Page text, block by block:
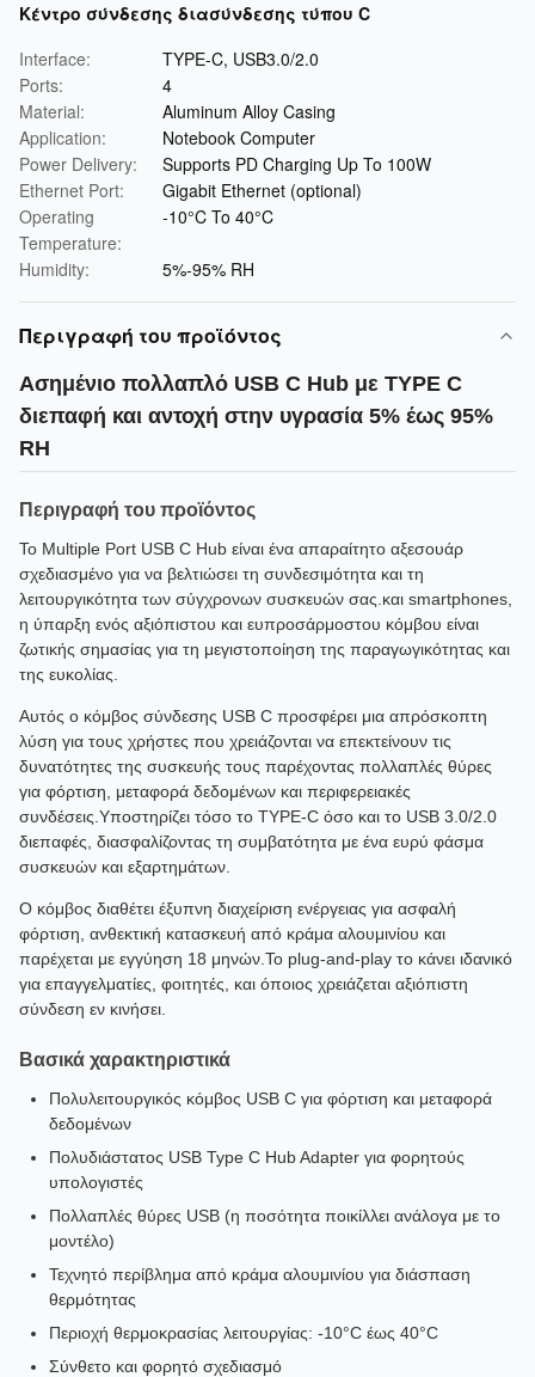
Κέντρο σύνδεσης διασύνδεσης τύπου C
Interface:
TYPE-C, USB3.0/2.0
Ports:
4
Material:
Aluminum Alloy Casing
Application:
Notebook Computer
Power Delivery:
Supports PD Charging Up To 100W
Ethernet Port:
Gigabit Ethernet (optional)
Operating
Temperature:
-10°C To 40°C
Humidity: 5%-95% RH
Περιγραφή του προϊόντος
Ασημένιο πολλαπλό USB C Hub με TYPE C
διεπαφή και αντοχή στην υγρασία 5% έως 95%
RH
Περιγραφή του προϊόντος
Το Multiple Port USB C Hub είναι ένα απαραίτητο αξεσουάρ
σχεδιασμένο για να βελτιώσει τη συνδεσιμότητα και τη
λειτουργικότητα των σύγχρονων συσκευών σας.και smartphones,
η ύπαρξη ενός αξιόπιστου και ευπροσάρμοστου κόμβου είναι
ζωτικής σημασίας για τη μεγιστοποίηση της παραγωγικότητας και
της ευκολίας.
Αυτός ο κόμβος σύνδεσης USB C προσφέρει μια απρόσκοπτη
λύση για τους χρήστες που χρειάζονται να επεκτείνουν τις
δυνατότητες της συσκευής τους παρέχοντας πολλαπλές θύρες
για φόρτιση, μεταφορά δεδομένων και περιφερειακές
συνδέσεις.Υποστηρίζει τόσο το TYPE-C όσο και το USB 3.0/2.0
διεπαφές, διασφαλίζοντας τη συμβατότητα με ένα ευρύ φάσμα
συσκευών και εξαρτημάτων.
Ο κόμβος διαθέτει έξυπνη διαχείριση ενέργειας για ασφαλή
φόρτιση, ανθεκτική κατασκευή από κράμα αλουμινίου και
παρέχεται με εγγύηση 18 μηνών.Το plug-and-play το κάνει ιδανικό
για επαγγελματίες, φοιτητές, και όποιος χρειάζεται αξιόπιστη
σύνδεση εν κινήσει.
Βασικά χαρακτηριστικά
Πολυλειτουργικός κόμβος USB C για φόρτιση και μεταφορά
δεδομένων
Πολυδιάστατος USB Type C Hub Adapter για φορητούς
υπολογιστές
Πολλαπλές θύρες USB (η ποσότητα ποικίλλει ανάλογα με το
μοντέλο)
Τεχνητό περίβλημα από κράμα αλουμινίου για διάσπαση
θερμότητας
Περιοχή θερμοκρασίας λειτουργίας: -10°C έως 40°C
Σύνθετο και φορητό σχεδιασμό